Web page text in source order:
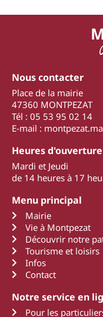
Nous contacter
Place de la mairie
47360 MONTPEZAT
Tél : 05 53 95 02 14
E-mail :
Heures d'ouverture
Mardi et Jeudi
de 14 heures à 17
Menu principal
Mairie
Vie à Montpezat
Découvrir notre
Tourisme et loisirs
Infos
Contact
Notre service en
Pour les